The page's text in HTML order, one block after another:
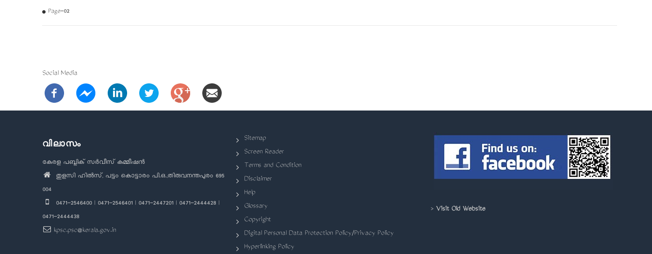
Page-02
Social Media
വിലാസം
കേരള പബ്ലിക് സർവീസ് കമ്മീഷൻ
തുളസി ഹിൽസ്, പട്ടം കൊട്ടാരം പി.ഒ.,തിരുവനന്തപുരം 695
004
0471-2546400 | 0471-2546401 | 0471-2447201 | 0471-2444428 |
0471-2444438
kpsc.psc@kerala.gov.in
Sitemap
Screen Reader
Terms and Condition
Disclaimer
Help
Glossary
Copyright
Digital Personal Data Protection Policy/Privacy Policy
Hyperlinking Policy
> Visit Old Website